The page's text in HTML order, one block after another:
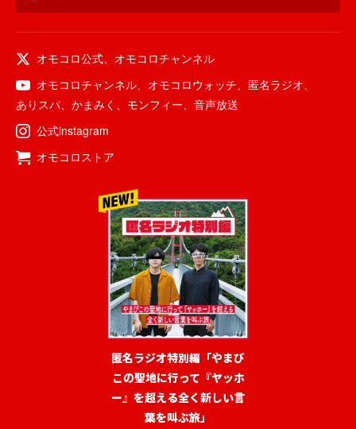
オモコロ公式、 オモコロチャンネル
オモコロチャンネル、 オモコロウォッチ、 匿名ラジオ、
ありスパ、 かまみく 、 モンフィー、 音声放送
公式instagram
オモコロストア
匿名ラジオ特別編「やまび
この聖地に行って『ヤッホ
ー』を超える全く新しい言
葉を叫ぶ旅」